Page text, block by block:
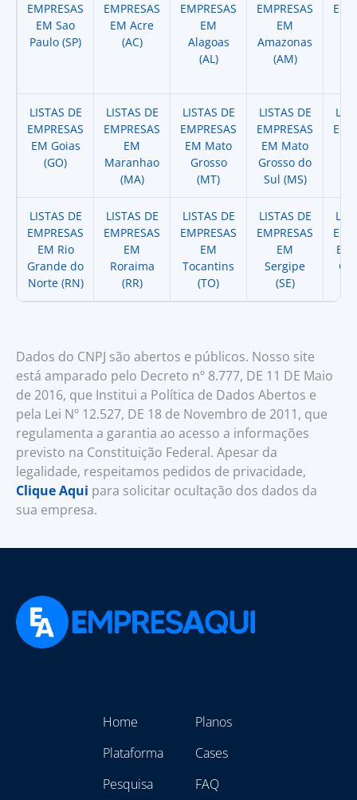
EMPRESAS
EM Sao
Paulo (SP)
EMPRESAS
EM Acre
(AC)
EMPRESAS
EM
Alagoas
(AL)
EMPRESAS
EM
Amazonas
(AM)
LISTAS DE
EMPRESAS
EM Goias
(GO)
LISTAS DE
EMPRESAS
EM
Maranhao
(MA)
LISTAS DE
EMPRESAS
EM Mato
Grosso
(MT)
LISTAS DE
EMPRESAS
EM Mato
Grosso do
Sul (MS)
LISTAS DE
EMPRESAS
EM Rio
Grande do
Norte (RN)
LISTAS DE
EMPRESAS
EM
Roraima
(RR)
LISTAS DE
EMPRESAS
EM
Tocantins
(TO)
LISTAS DE
EMPRESAS
EM
Sergipe
(SE)
EM
Dados do CNPJ são abertos e públicos. Nosso site
está amparado pelo Decreto nº 8.777, DE 11 DE Maio
de 2016, que Institui a Política de Dados Abertos e
pela Lei Nº 12.527, DE 18 de Novembro de 2011, que
regulamenta a garantia ao acesso a informações
previsto na Constituição Federal. Apesar da
legalidade, respeitamos pedidos de privacidade,
Clique Aqui para solicitar ocultação dos dados da
sua empresa.
Home
Plataforma
Pesquisa
Planos
Cases
FAQ